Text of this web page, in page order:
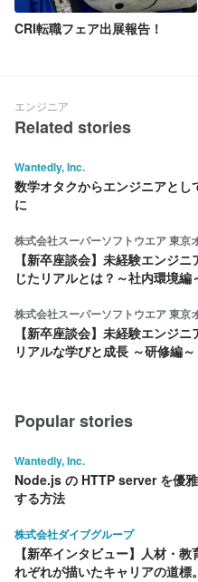
CRI転職フェア出展報告！
エンジニア
Related stories
Wantedly, Inc.
数学オタクからエンジニアとし
に
株式会社スーパーソフトウエア 東京
【新卒座談会】未経験エンジ
じたリアルとは？～社内環境編
株式会社スーパーソフトウエア 東京
【新卒座談会】未経験エンジニ
リアルな学びと成長 ～研修編～
Popular stories
Wantedly, Inc.
Node.js の HTTP server を優
する方法
株式会社ダイブグループ
【新卒インタビュー】人材・
れぞれが描いたキャリアの道標